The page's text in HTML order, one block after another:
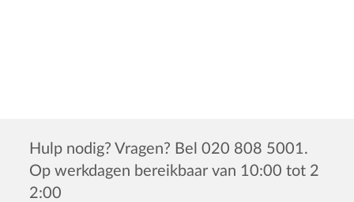
Hulp nodig? Vragen? Bel 020 808 5001.
Op werkdagen bereikbaar van 10:00 tot 2
2:00